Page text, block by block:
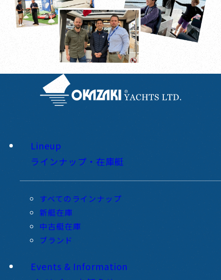
Lineup
ラインナップ・在庫艇
すべてのラインナップ
新艇在庫
中古艇在庫
ブランド
Events & Information